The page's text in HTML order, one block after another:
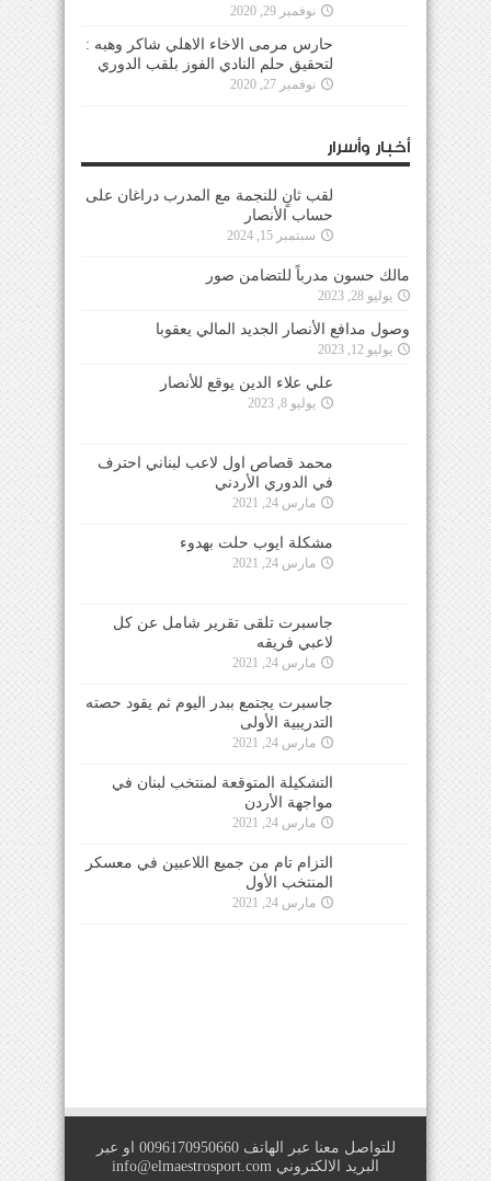
نوفمبر 29, 2020
حارس مرمى الاخاء الاهلي شاكر وهبه :
لتحقيق حلم النادي الفوز بلقب الدوري
نوفمبر 27, 2020
أخبار وأسرار
لقب ثانٍ للنجمة مع المدرب دراغان على
حساب الأنصار
سبتمبر 15, 2024
مالك حسون مدرباً للتضامن صور
يوليو 28, 2023
وصول مدافع الأنصار الجديد المالي يعقوبا
يوليو 12, 2023
علي علاء الدين يوقع للأنصار
يوليو 8, 2023
محمد قصاص اول لاعب لبناني احترف
في الدوري الأردني
مارس 24, 2021
مشكلة ايوب حلت بهدوء
مارس 24, 2021
جاسبرت تلقى تقرير شامل عن كل
لاعبي فريقه
مارس 24, 2021
جاسبرت يجتمع ببدر اليوم ثم يقود حصته
التدريبية الأولى
مارس 24, 2021
التشكيلة المتوقعة لمنتخب لبنان في
مواجهة الأردن
مارس 24, 2021
التزام تام من جميع اللاعبين في معسكر
المنتخب الأول
مارس 24, 2021
للتواصل معنا عبر الهاتف 0096170950660 او عبر
البريد الالكتروني info@elmaestrosport.com